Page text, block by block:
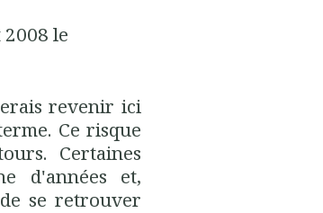
le
revenir ici
Ce risque
Certaines
d'années et,
se retrouver